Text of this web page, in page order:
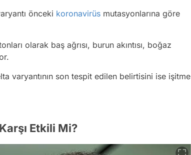
önceki koronavirüs mutasyonlarına göre
olarak baş ağrısı, burun akıntısı, boğaz
varyantının son tespit edilen belirtisini ise işitme
Etkili Mi?